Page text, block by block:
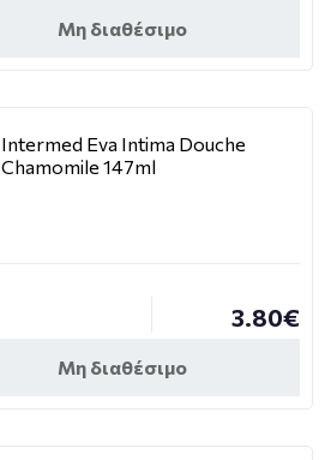
Μη διαθέσιμο
Intermed Eva Intima Douche
Chamomile 147ml
3.80€
Μη διαθέσιμο